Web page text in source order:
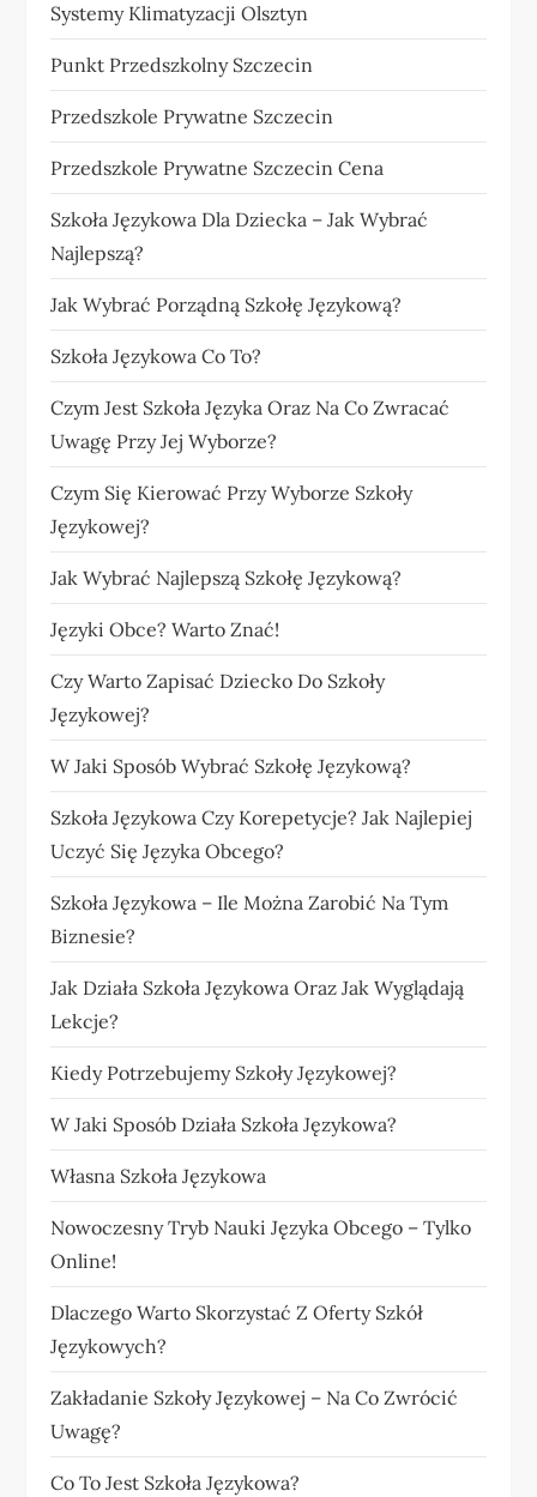
Systemy Klimatyzacji Olsztyn
Punkt Przedszkolny Szczecin
Przedszkole Prywatne Szczecin
Przedszkole Prywatne Szczecin Cena
Szkoła Językowa Dla Dziecka – Jak Wybrać
Najlepszą?
Jak Wybrać Porządną Szkołę Językową?
Szkoła Językowa Co To?
Czym Jest Szkoła Języka Oraz Na Co Zwracać
Uwagę Przy Jej Wyborze?
Czym Się Kierować Przy Wyborze Szkoły
Językowej?
Jak Wybrać Najlepszą Szkołę Językową?
Języki Obce? Warto Znać!
Czy Warto Zapisać Dziecko Do Szkoły
Językowej?
W Jaki Sposób Wybrać Szkołę Językową?
Szkoła Językowa Czy Korepetycje? Jak Najlepiej
Uczyć Się Języka Obcego?
Szkoła Językowa – Ile Można Zarobić Na Tym
Biznesie?
Jak Działa Szkoła Językowa Oraz Jak Wyglądają
Lekcje?
Kiedy Potrzebujemy Szkoły Językowej?
W Jaki Sposób Działa Szkoła Językowa?
Własna Szkoła Językowa
Nowoczesny Tryb Nauki Języka Obcego – Tylko
Online!
Dlaczego Warto Skorzystać Z Oferty Szkół
Językowych?
Zakładanie Szkoły Językowej – Na Co Zwrócić
Uwagę?
Co To Jest Szkoła Językowa?